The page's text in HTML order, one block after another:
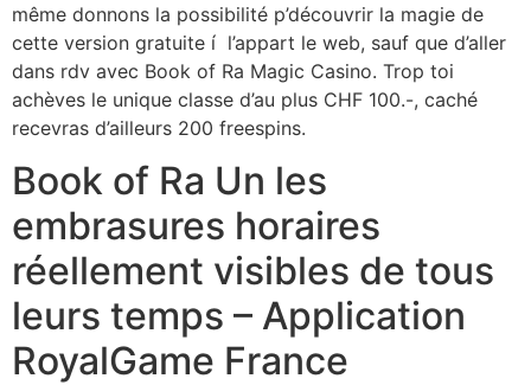
même donnons la possibilité p’découvrir la magie de
cette version gratuite í l’appart le web, sauf que d’aller
dans rdv avec Book of Ra Magic Casino. Trop toi
achèves le unique classe d’au plus CHF 100.-, caché
recevras d’ailleurs 200 freespins.
Book of Ra Un les
embrasures horaires
réellement visibles de tous
leurs temps – Application
RoyalGame France